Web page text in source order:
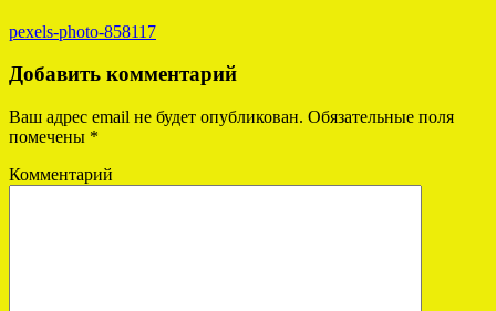
pexels-photo-858117
Добавить комментарий
Ваш адрес email не будет опубликован. Обязательные поля
помечены *
Комментарий